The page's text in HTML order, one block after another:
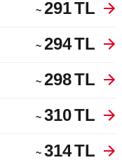
~ 291TL
~ 294TL
~ 298TL
~ 310TL
~ 314TL